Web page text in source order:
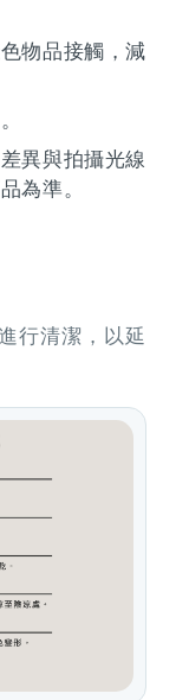
物品接觸，減
異與拍攝光線
為準。
行清潔，以延